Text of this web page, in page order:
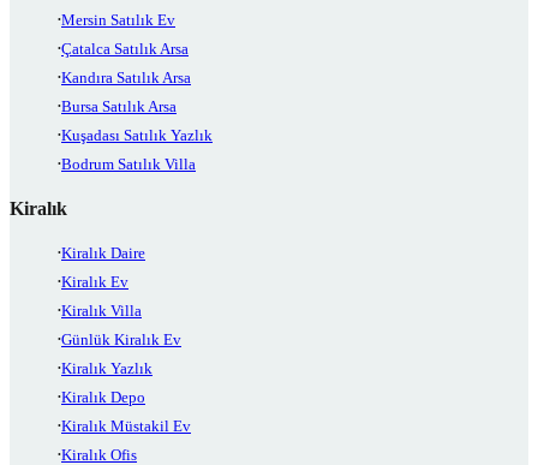
Mersin Satılık Ev
Çatalca Satılık Arsa
Kandıra Satılık Arsa
Bursa Satılık Arsa
Kuşadası Satılık Yazlık
Bodrum Satılık Villa
Kiralık
Kiralık Daire
Kiralık Ev
Kiralık Villa
Günlük Kiralık Ev
Kiralık Yazlık
Kiralık Depo
Kiralık Müstakil Ev
Kiralık Ofis